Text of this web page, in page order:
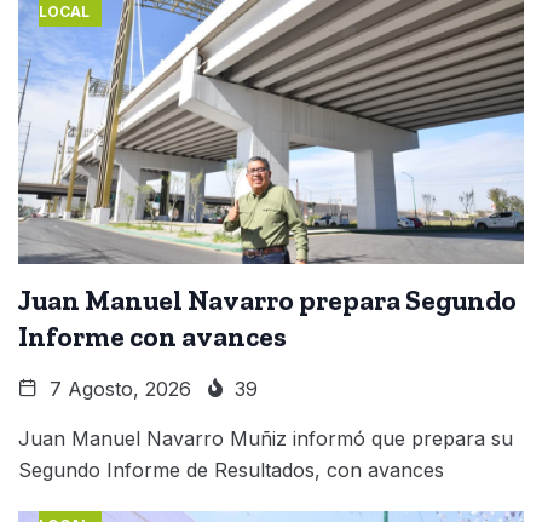
LOCAL
Juan Manuel Navarro prepara Segundo
Informe con avances
7 Agosto, 2026 39
Juan Manuel Navarro Muñiz informó que prepara su
Segundo Informe de Resultados, con avances